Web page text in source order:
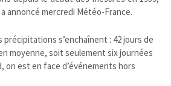
annoncé mercredi Météo-France.
précipitations s’enchaînent : 42 jours de
moyenne, soit seulement six journées
on est en face d’événements hors